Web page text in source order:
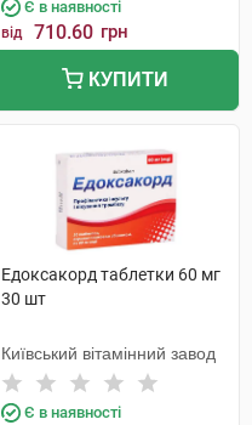
Є в наявності
від 710.60 грн
КУПИТИ
Едоксакорд таблетки 60 мг
30 шт
Київський вітамінний завод
Є в наявності